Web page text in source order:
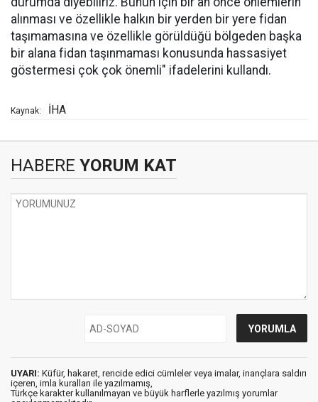
alınması ve özellikle halkın bir yerden bir yere fidan
taşımamasına ve özellikle görüldüğü bölgeden başka
bir alana fidan taşınmaması konusunda hassasiyet
göstermesi çok çok önemli" ifadelerini kullandı.
Kaynak: İHA
HABERE YORUM KAT
UYARI: Küfür, hakaret, rencide edici cümleler veya imalar, inançlara saldırı
içeren, imla kuralları ile yazılmamış,
Türkçe karakter kullanılmayan ve büyük harflerle yazılmış yorumlar